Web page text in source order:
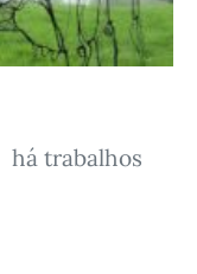
há trabalhos